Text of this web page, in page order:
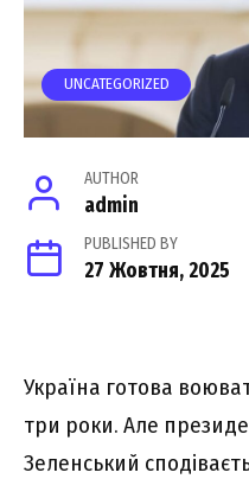
UNCATEGORIZED
AUTHOR
admin
PUBLISHED BY
27 Жовтня, 2025
Україна готова
три роки. Але
Зеленський